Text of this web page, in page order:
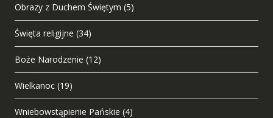
Obrazy z Duchem Świętym (5)
Święta religijne (34)
Boże Narodzenie (12)
Wielkanoc (19)
Wniebowstąpienie Pańskie (4)